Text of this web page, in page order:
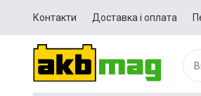
Контакти Доставка і оплата